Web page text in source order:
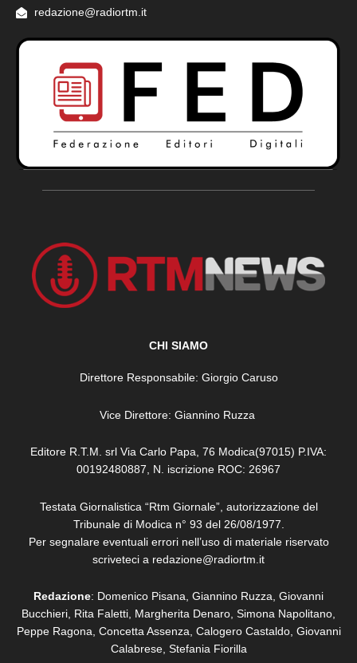
redazione@radiortm.it
CHI SIAMO
Direttore Responsabile: Giorgio Caruso
Vice Direttore: Giannino Ruzza
Editore R.T.M. srl Via Carlo Papa, 76 Modica(97015) P.IVA:
00192480887, N. iscrizione ROC: 26967
Testata Giornalistica “Rtm Giornale”, autorizzazione del
Tribunale di Modica n° 93 del 26/08/1977.
Per segnalare eventuali errori nell’uso di materiale riservato
scriveteci a redazione@radiortm.it
Redazione: Domenico Pisana, Giannino Ruzza, Giovanni
Bucchieri, Rita Faletti, Margherita Denaro, Simona Napolitano,
Peppe Ragona, Concetta Assenza, Calogero Castaldo, Giovanni
Calabrese, Stefania Fiorilla